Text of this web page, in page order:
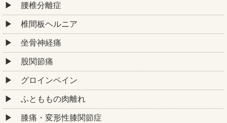
腰椎分離症
椎間板ヘルニア
坐骨神経痛
股関節痛
グロインペイン
ふとももの肉離れ
膝痛・変形性膝関節症